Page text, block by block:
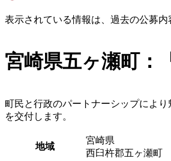
表示されている情報は、過去の公募内
宮崎県五ヶ瀬町：
町民と行政のパートナーシップによ
を交付します。
地域
宮崎県
西臼杵郡五ヶ瀬町